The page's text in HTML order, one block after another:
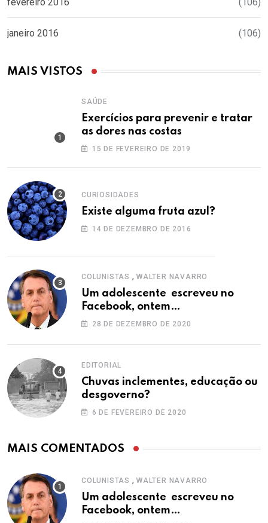
janeiro 2016 (106)
MAIS VISTOS
SAÚDE
Exercícios para prevenir e tratar
as dores nas costas
15 DE FEVEREIRO DE 2019
CURIOSIDADES
Existe alguma fruta azul?
14 DE DEZEMBRO DE 2016
COLUNISTAS , WALTER NAVARRO
Um adolescente escreveu no
Facebook, ontem…
28 DE DEZEMBRO DE 2020
EDITORIAL
Chuvas inclementes, educação ou
desgoverno?
6 DE FEVEREIRO DE 2020
MAIS COMENTADOS
COLUNISTAS , WALTER NAVARRO
Um adolescente escreveu no
Facebook, ontem…